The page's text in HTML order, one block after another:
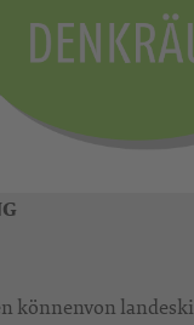
könnenvon